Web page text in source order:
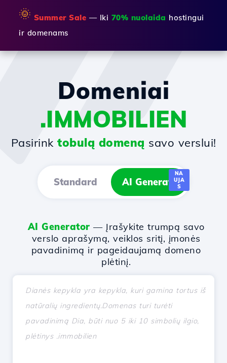
🌞 Summer Sale — Iki 70% nuolaida hostingui
ir domenams
Domeniai
.IMMOBILIEN
Pasirink tobulą domeną savo verslui!
Standard AI Generator
NA
UJA
S
AI Generator — Įrašykite trumpą savo
verslo aprašymą, veiklos sritį, įmonės
pavadinimą ir pageidaujamą domeno
plėtinį.